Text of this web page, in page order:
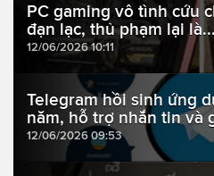
PC gaming vô tình cứu
đạn lạc, thủ phạm lại
12/06/2026 10:11
Telegram hồi sinh ứng
năm, hỗ trợ nhắn tin và
12/06/2026 09:53